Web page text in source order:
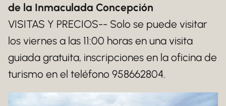
de la Inmaculada Concepción
VISITAS Y PRECIOS-- Solo se puede visitar
los viernes a las 11:00 horas en una visita
guiada gratuita, inscripciones en la oficina de
turismo en el teléfono 958662804.